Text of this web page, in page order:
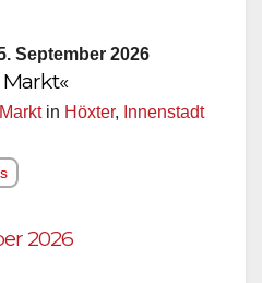
September 2026
Marktin Höxter, Innenstadt
2026